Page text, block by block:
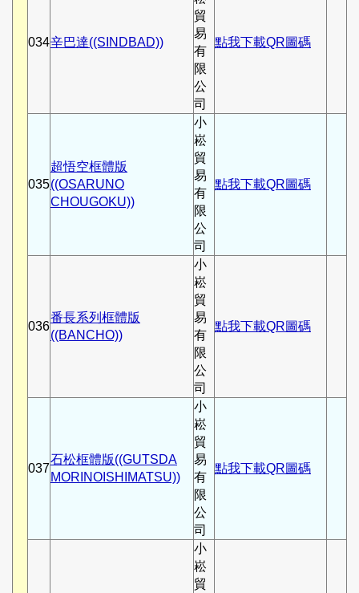
034辛巴達((SINDBAD))
貿
易
有
限
公
司
點我下載QR圖碼
035
超悟空框體版
((OSARUNO
CHOUGOKU))
小
崧
貿
易
有
限
公
司
點我下載QR圖碼
036
番長系列框體版
((BANCHO))
小
崧
貿
易
有
限
公
司
點我下載QR圖碼
037
石松框體版((GUTSDA
MORINOISHIMATSU))
小
崧
貿
易
有
限
公
司
點我下載QR圖碼
小
崧
貿